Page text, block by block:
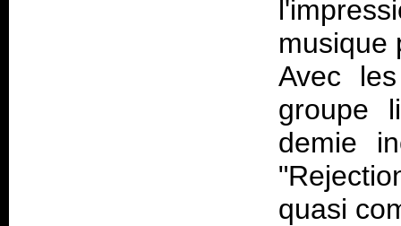
musique
Avec
groupe
demie
quasi